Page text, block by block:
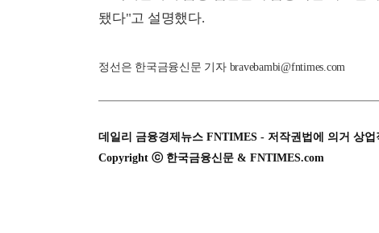
됐다"고 설명했다.
정선은 한국금융신문 기자 bravebambi@fntimes.com
데일리 금융경제뉴스 FNTIMES - 저작권법에 의거 상
Copyright ⓒ 한국금융신문 & FNTIMES.com